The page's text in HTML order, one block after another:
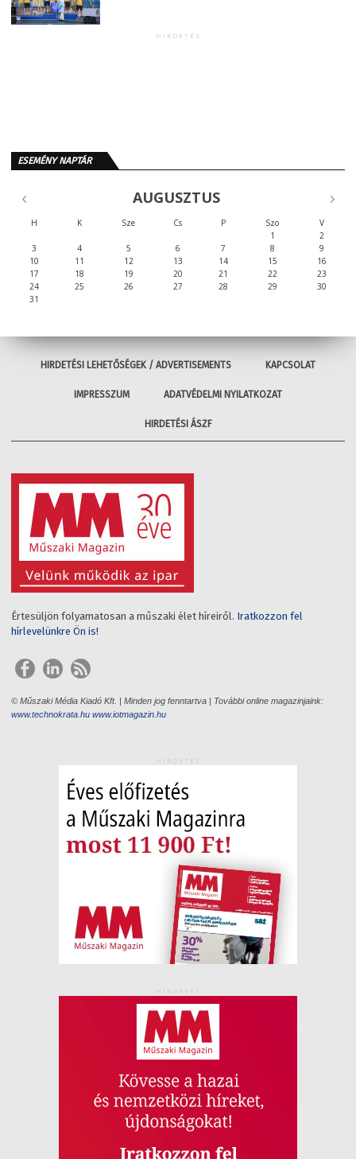
HIRDETÉS
ESEMÉNY NAPTÁR
AUGUSZTUS
H K Sze Cs P Szo
V
1
2
3
4 5 6 7 8
9
10
11 12 13 14 15
16
17
18 19 20 21 22
23
24
25 26 27 28 29
30
31
HIRDETÉSI LEHETŐSÉGEK / ADVERTISEMENTS KAPCSOLAT
IMPRESSZUM ADATVÉDELMI NYILATKOZAT
HIRDETÉSI ÁSZF
Értesüljön folyamatosan a műszaki élet híreiről. Iratkozzon fel
hírlevelünkre Ön is!
© Műszaki Média Kiadó Kft. | Minden jog fenntartva | További online magazinjaink:
www.technokrata.hu www.iotmagazin.hu
HIRDETÉS
HIRDETÉS